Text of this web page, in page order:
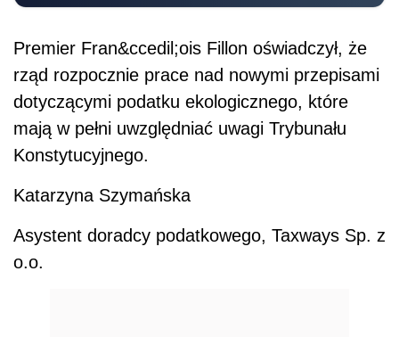
Premier Fran&ccedil;ois Fillon oświadczył, że
rząd rozpocznie prace nad nowymi przepisami
dotyczącymi podatku ekologicznego, które
mają w pełni uwzględniać uwagi Trybunału
Konstytucyjnego.
Katarzyna Szymańska
Asystent doradcy podatkowego, Taxways Sp. z
o.o.